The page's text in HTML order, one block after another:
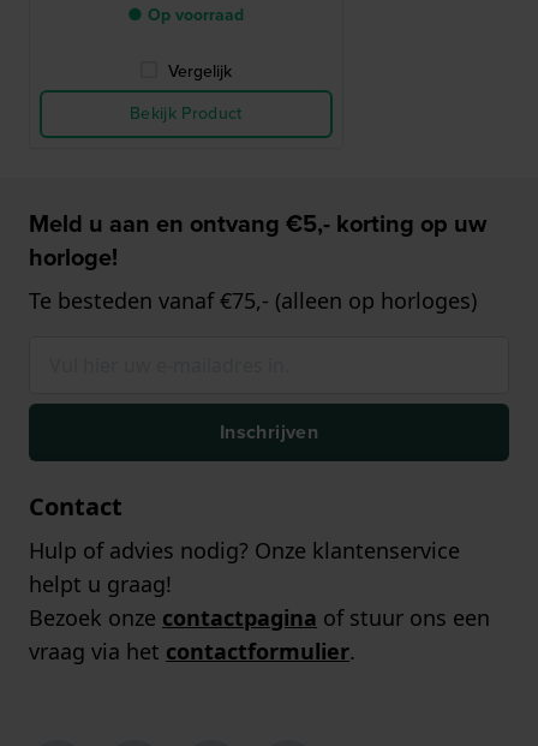
● Op voorraad
Vergelijk
Bekijk Product
Meld u aan en ontvang €5,- korting op uw
horloge!
Te besteden vanaf €75,- (alleen op horloges)
Inschrijven
Contact
Hulp of advies nodig? Onze klantenservice
helpt u graag!
Bezoek onze contactpagina of stuur ons een
vraag via het contactformulier.